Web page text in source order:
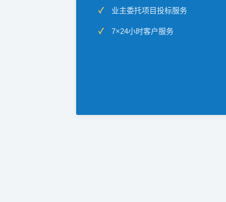
业主委托项目投标服务
7×24小时客户服务